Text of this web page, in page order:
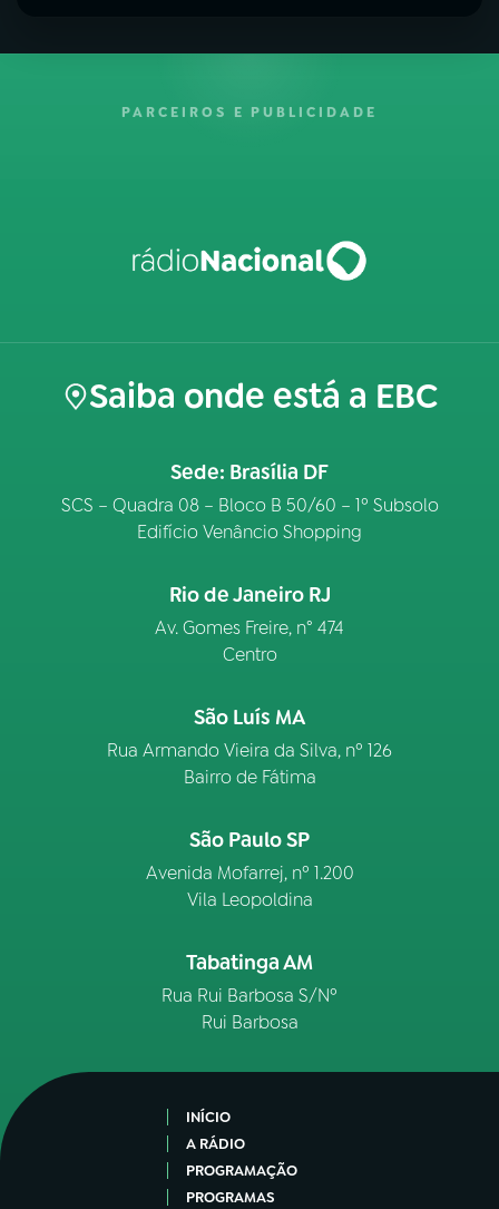
PARCEIROS E PUBLICIDADE
Saiba onde está a EBC
Sede: Brasília DF
SCS – Quadra 08 – Bloco B 50/60 – 1º Subsolo
Edifício Venâncio Shopping
Rio de Janeiro RJ
Av. Gomes Freire, n° 474
Centro
São Luís MA
Rua Armando Vieira da Silva, nº 126
Bairro de Fátima
São Paulo SP
Avenida Mofarrej, nº 1.200
Vila Leopoldina
Tabatinga AM
Rua Rui Barbosa S/Nº
Rui Barbosa
INÍCIO
A RÁDIO
PROGRAMAÇÃO
PROGRAMAS